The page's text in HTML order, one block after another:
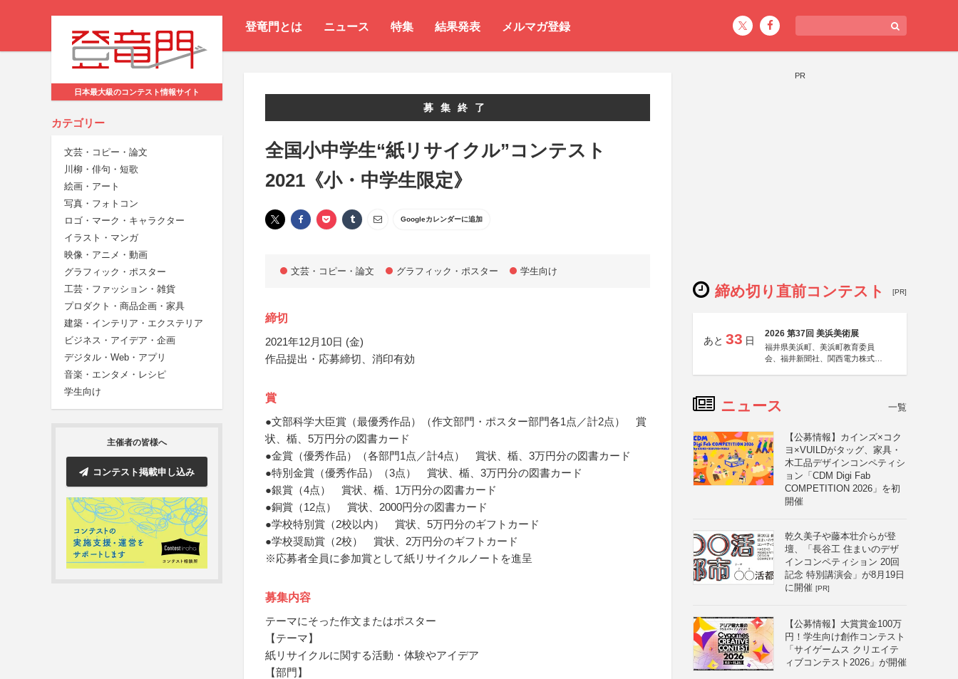
登竜門とは ニュース 特集 結果発表 メルマガ登録
日本最大級のコンテスト情報サイト
カテゴリー
文芸・コピー・論文
川柳・俳句・短歌
絵画・アート
写真・フォトコン
ロゴ・マーク・キャラクター
イラスト・マンガ
映像・アニメ・動画
グラフィック・ポスター
工芸・ファッション・雑貨
プロダクト・商品企画・家具
建築・インテリア・エクステリア
ビジネス・アイデア・企画
デジタル・Web・アプリ
音楽・エンタメ・レシピ
学生向け
主催者の皆様へ
コンテスト掲載申し込み
募集終了
全国小中学生“紙リサイクル”コンテスト
2021《小・中学生限定》
Googleカレンダーに追加
文芸・コピー・論文 グラフィック・ポスター 学生向け
締切
2021年12月10日 (金)
作品提出・応募締切、消印有効
賞
●文部科学大臣賞（最優秀作品）（作文部門・ポスター部門各1点／計2点） 賞
状、楯、5万円分の図書カード
●金賞（優秀作品）（各部門1点／計4点） 賞状、楯、3万円分の図書カード
●特別金賞（優秀作品）（3点） 賞状、楯、3万円分の図書カード
●銀賞（4点） 賞状、楯、1万円分の図書カード
●銅賞（12点） 賞状、2000円分の図書カード
●学校特別賞（2校以内） 賞状、5万円分のギフトカード
●学校奨励賞（2校） 賞状、2万円分のギフトカード
※応募者全員に参加賞として紙リサイクルノートを進呈
募集内容
テーマにそった作文またはポスター
【テーマ】
紙リサイクルに関する活動・体験やアイデア
【部門】
PR
締め切り直前コンテスト [PR]
あと 33 日
2026 第37回 美浜美術展
福井県美浜町、美浜町教育委員
会、福井新聞社、関西電力株式会
ニュース 一覧
【公募情報】カインズ×コク
ヨ×VUILDがタッグ、家具・
木工品デザインコンペティシ
ョン「CDM Digi Fab
COMPETITION 2026」を初
開催
乾久美子や藤本壮介らが登
壇、「長谷工 住まいのデザ
インコンペティション 20回
記念 特別講演会」が8月19日
に開催 [PR]
【公募情報】大賞賞金100万
円！学生向け創作コンテスト
「サイゲームス クリエイテ
ィブコンテスト2026」が開催